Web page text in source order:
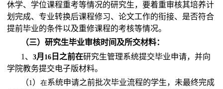
休学、学位课程重考等情况的研究生，要着重审核其培养计
划完成、专业转换后课程修习、论文工作的衔接、是否符合
提前毕业的条件以及重修课程的考核等情况。
（三）研究生毕业审核时间及所交材料：
1 、3月 16 日之前在研究生管理系统提交毕业申请，并向
学院教务提交电子版材料。
（1 ）在系统申请之前批次毕业流程的学生，未最终完成